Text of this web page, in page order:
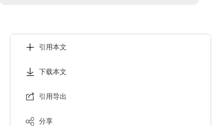
引用本文
下载本文
引用导出
分享